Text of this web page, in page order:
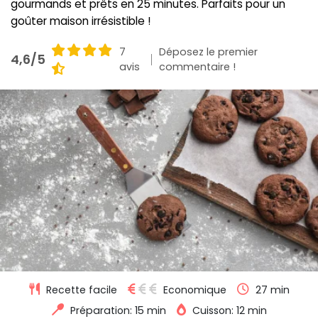
L'actu cuisine
gourmands et prêts en 25 minutes. Parfaits pour un
goûter maison irrésistible !
4,6/5
7
avis
Déposez le premier
commentaire !
Recette facile Economique
27 min
Préparation: 15 min
Cuisson: 12 min